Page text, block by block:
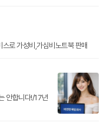
로 가성비,가심비노트북 판매
안합니다!/17년